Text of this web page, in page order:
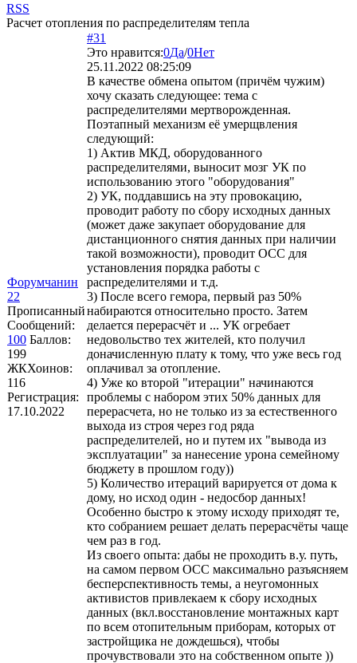
RSS
Расчет отопления по распределителям тепла
Форумчанин
22
Прописанный
Сообщений:
100 Баллов:
199
ЖКХоинов:
116
Регистрация:
17.10.2022
#31
Это нравится:0Да/0Нет
25.11.2022 08:25:09
В качестве обмена опытом (причём чужим)
хочу сказать следующее: тема с
распределителями мертворожденная.
Поэтапный механизм её умерщвления
следующий:
1) Актив МКД, оборудованного
распределителями, выносит мозг УК по
использованию этого "оборудования"
2) УК, поддавшись на эту провокацию,
проводит работу по сбору исходных данных
(может даже закупает оборудование для
дистанционного снятия данных при наличии
такой возможности), проводит ОСС для
установления порядка работы с
распределителями и т.д.
3) После всего гемора, первый раз 50%
набираются относительно просто. Затем
делается перерасчёт и ... УК огребает
недовольство тех жителей, кто получил
доначисленную плату к тому, что уже весь год
оплачивал за отопление.
4) Уже ко второй "итерации" начинаются
проблемы с набором этих 50% данных для
перерасчета, но не только из за естественного
выхода из строя через год ряда
распределителей, но и путем их "вывода из
эксплуатации" за нанесение урона семейному
бюджету в прошлом году))
5) Количество итераций варируется от дома к
дому, но исход один - недосбор данных!
Особенно быстро к этому исходу приходят те,
кто собранием решает делать перерасчёты чаще
чем раз в год.
Из своего опыта: дабы не проходить в.у. путь,
на самом первом ОСС максимально разъясняем
бесперспективность темы, а неугомонных
активистов привлекаем к сбору исходных
данных (вкл.восстановление монтажных карт
по всем отопительным приборам, которых от
застройщика не дождешься), чтобы
прочувствовали это на собственном опыте ))